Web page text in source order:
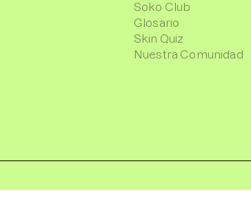
Soko Club
Glosario
Skin Quiz
Nuestra Comunidad